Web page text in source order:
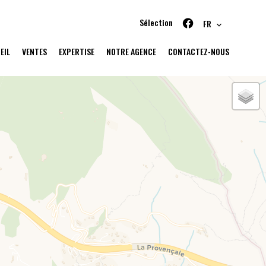
Sélection FR
VENTES EXPERTISE NOTRE AGENCE CONTACTEZ-NOUS